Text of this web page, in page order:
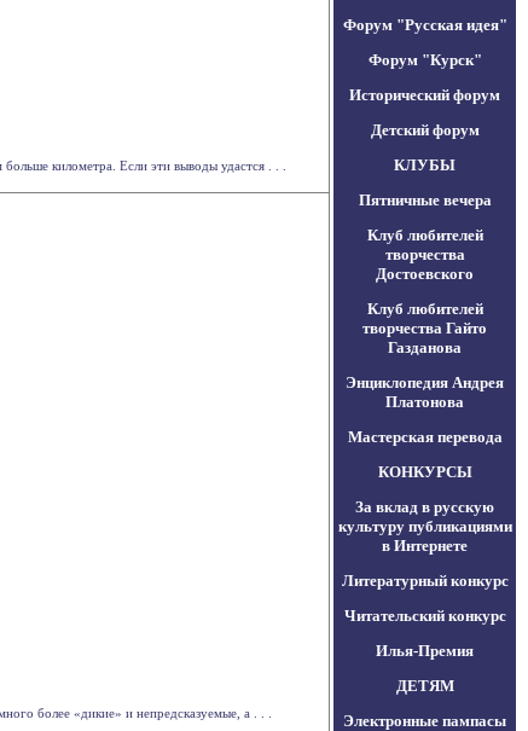
километра. Если эти выводы удастся . . .
более «дикие» и непредсказуемые, а . . .
Форум "Русская идея"
Форум "Курск"
Исторический форум
Детский форум
КЛУБЫ
Пятничные вечера
Клуб любителей
творчества
Достоевского
Клуб любителей
творчества Гайто
Газданова
Энциклопедия Андрея
Платонова
Мастерская перевода
КОНКУРСЫ
За вклад в русскую
культуру публикациями
в Интернете
Литературный конкурс
Читательский конкурс
Илья-Премия
ДЕТЯМ
Электронные пампасы